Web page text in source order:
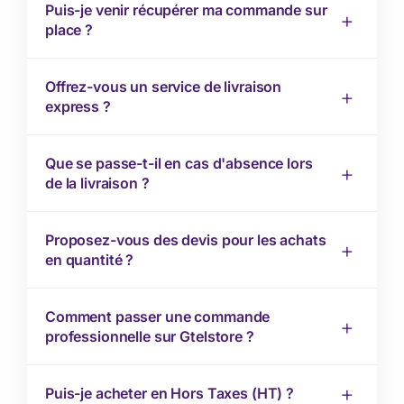
Puis-je venir récupérer ma commande sur
place ?
Offrez-vous un service de livraison
express ?
Que se passe-t-il en cas d'absence lors
de la livraison ?
Proposez-vous des devis pour les achats
en quantité ?
Comment passer une commande
professionnelle sur Gtelstore ?
Puis-je acheter en Hors Taxes (HT) ?